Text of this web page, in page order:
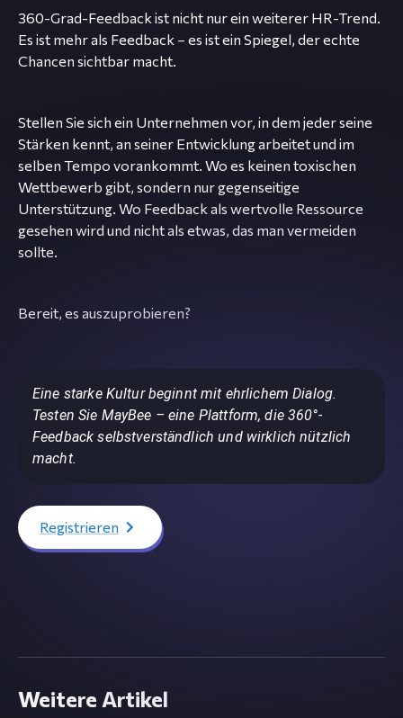
360-Grad-Feedback ist nicht nur ein weiterer HR-Trend.
Es ist mehr als Feedback – es ist ein Spiegel, der echte
Chancen sichtbar macht.
Stellen Sie sich ein Unternehmen vor, in dem jeder seine
Stärken kennt, an seiner Entwicklung arbeitet und im
selben Tempo vorankommt. Wo es keinen toxischen
Wettbewerb gibt, sondern nur gegenseitige
Unterstützung. Wo Feedback als wertvolle Ressource
gesehen wird und nicht als etwas, das man vermeiden
sollte.
Bereit, es auszuprobieren?
Eine starke Kultur beginnt mit ehrlichem Dialog.
Testen Sie MayBee – eine Plattform, die 360°-
Feedback selbstverständlich und wirklich nützlich
macht.
Registrieren
Weitere Artikel